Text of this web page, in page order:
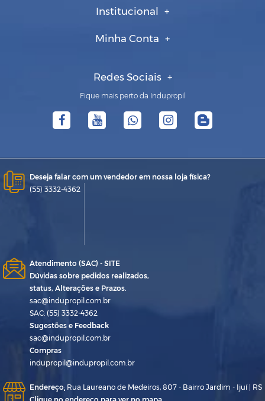
Institucional
Minha Conta
Redes Sociais
Fique mais perto da Indupropil
Deseja falar com um vendedor em nossa loja física?
(55) 3332-4362
Atendimento (SAC) - SITE
Dúvidas sobre pedidos realizados,
status, Alterações e Prazos.
sac@indupropil.com.br
SAC: (55) 3332-4362
Sugestões e Feedback
sac@indupropil.com.br
Compras
indupropil@indupropil.com.br
Endereço: Rua Laureano de Medeiros, 807 - Bairro Jardim - Ijuí | RS